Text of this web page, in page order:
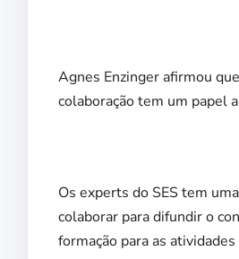
Agnes Enzinger afirmou
colaboração tem um papel
Os experts do SES tem
colaborar para difundir o
formação para as